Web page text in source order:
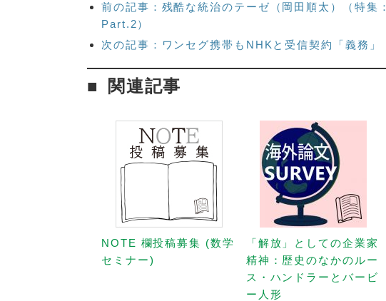
前の記事：残酷な統治のテーゼ（岡田順太）（特
Part.2）
次の記事：ワンセグ携帯もNHKと受信契約「義務」
関連記事
NOTE 欄投稿募集 (数学
セミナー)
「解放」としての企業家
精神：歴史のなかのルー
ス・ハンドラーとバービ
ー人形